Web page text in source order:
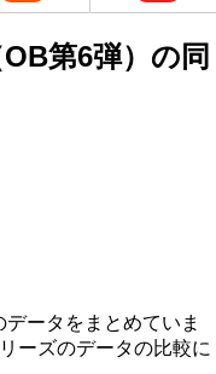
第6弾）の同
ータをまとめていま
ーズのデータの比較に